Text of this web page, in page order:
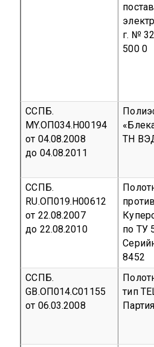
г. №
500 0
ССПБ.
MY.ОП034.Н00194
от 04.08.2008
до 04.08.2011
ТН
ССПБ.
RU.ОП019.Н00612
от 22.08.2007
до 22.08.2010
по ТУ
8452
ССПБ.
GB.ОП014.С01155
от 06.03.2008
тип
Партия